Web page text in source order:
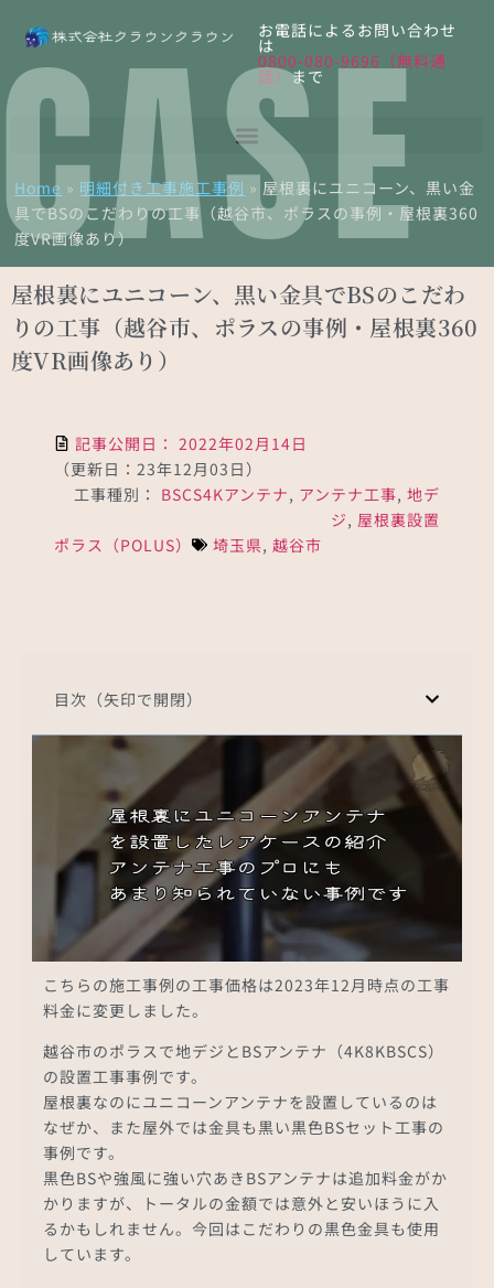
お電話によるお問い合わせ
は
0800-080-9696（無料通
話）まで
Home » 明細付き工事施工事例 » 屋根裏にユニコーン、黒い金
具でBSのこだわりの工事（越谷市、ポラスの事例・屋根裏360
度VR画像あり）
屋根裏にユニコーン、黒い金具でBSのこだわ
りの工事（越谷市、ポラスの事例・屋根裏360
度VR画像あり）
CASE
記事公開日： 2022年02月14日
（更新日：23年12月03日）
工事種別： BSCS4Kアンテナ, アンテナ工事, 地デ
ジ, 屋根裏設置
ポラス（POLUS）
埼玉県,越谷市
目次（矢印で開閉）
こちらの施工事例の工事価格は2023年12月時点の工事
料金に変更しました。
越谷市のポラスで地デジとBSアンテナ（4K8KBSCS）
の設置工事事例です。
屋根裏なのにユニコーンアンテナを設置しているのは
なぜか、また屋外では金具も黒い黒色BSセット工事の
事例です。
黒色BSや強風に強い穴あきBSアンテナは追加料金がか
かりますが、トータルの金額では意外と安いほうに入
るかもしれません。今回はこだわりの黒色金具も使用
しています。